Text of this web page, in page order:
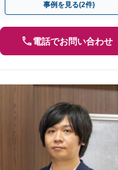
事例を見る(2件)
電話でお問い合わせ